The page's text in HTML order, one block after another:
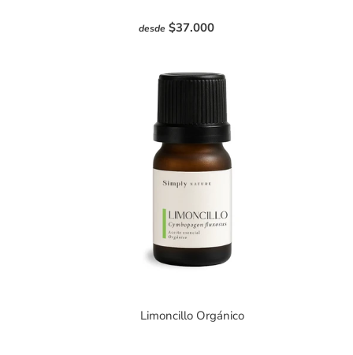
desde $37.000
Limoncillo Orgánico